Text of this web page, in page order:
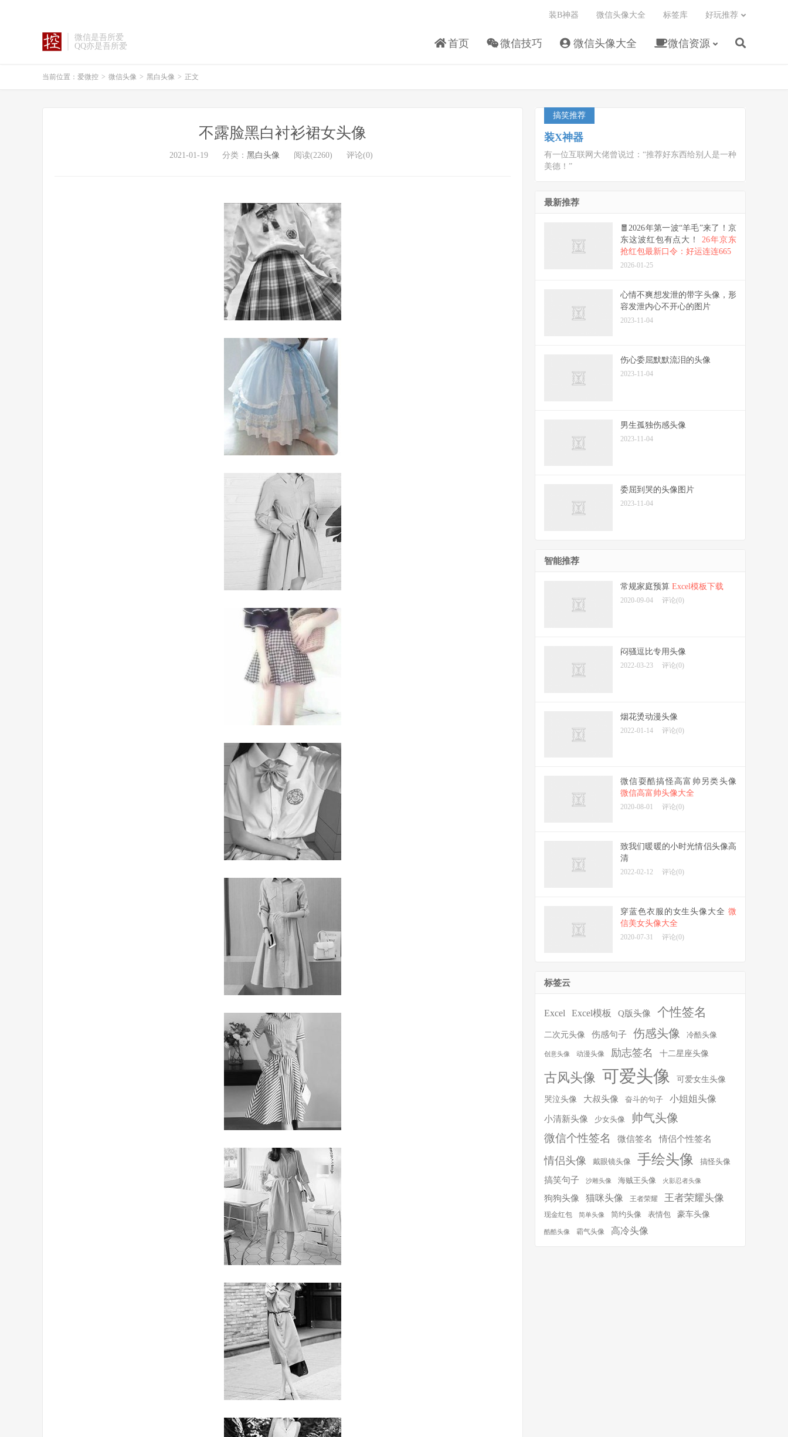
微信是吾所爱
QQ亦是吾所爱
首页 微信技巧 微信头像大全 微信资源
装B神器 微信头像大全 标签库 好玩推荐
当前位置： 爱微控 > 微信头像 > 黑白头像 > 正文
不露脸黑白衬衫裙女头像
2021-01-19 分类： 黑白头像 阅读(2260) 评论(0)
搞笑推荐
装X神器
有一位互联网大佬曾说过：“推荐好东西给别人是一种
美德！”
最新推荐
🧧2026年第一波“羊毛”来了！京
东这波红包有点大！ 26年京东
抢红包最新口令：好运连连665
2026-01-25
心情不爽想发泄的带字头像，形
容发泄内心不开心的图片
2023-11-04
伤心委屈默默流泪的头像
2023-11-04
男生孤独伤感头像
2023-11-04
委屈到哭的头像图片
2023-11-04
智能推荐
常规家庭预算 Excel模板下载
2020-09-04 评论(0)
闷骚逗比专用头像
2022-03-23 评论(0)
烟花烫动漫头像
2022-01-14 评论(0)
微信耍酷搞怪高富帅另类头像
微信高富帅头像大全
2020-08-01 评论(0)
致我们暖暖的小时光情侣头像高
清
2022-02-12 评论(0)
穿蓝色衣服的女生头像大全 微
信美女头像大全
2020-07-31 评论(0)
标签云
Excel Excel模板 Q版头像 个性签名
二次元头像 伤感句子 伤感头像 冷酷头像
创意头像 动漫头像 励志签名 十二星座头像
古风头像 可爱头像 可爱女生头像
哭泣头像 大叔头像 奋斗的句子 小姐姐头像
小清新头像 少女头像 帅气头像
微信个性签名 微信签名 情侣个性签名
情侣头像 戴眼镜头像 手绘头像 搞怪头像
搞笑句子 沙雕头像 海贼王头像 火影忍者头像
狗狗头像 猫咪头像 王者荣耀 王者荣耀头像
现金红包 简单头像 简约头像 表情包 豪车头像
酷酷头像 霸气头像 高冷头像